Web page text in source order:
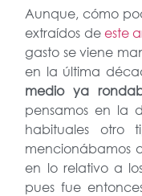
Aunque, cómo
extraídos deeste
gasto se viene
en la última
medio ya
pensamos en la
habituales otro
mencionábamos
en lo relativo a
pues fue